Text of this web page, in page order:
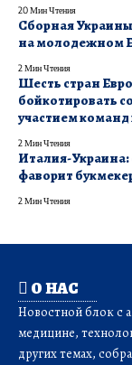
20 Мин Чтения
Сборная
на молодежном
2 Мин Чтения
Шесть стран
бойкотировать
участием команд
2 Мин Чтения
Италия-Украина:
фаворит
2 Мин Чтения
О НАС
Новостной блок с
медицине,
других темах,